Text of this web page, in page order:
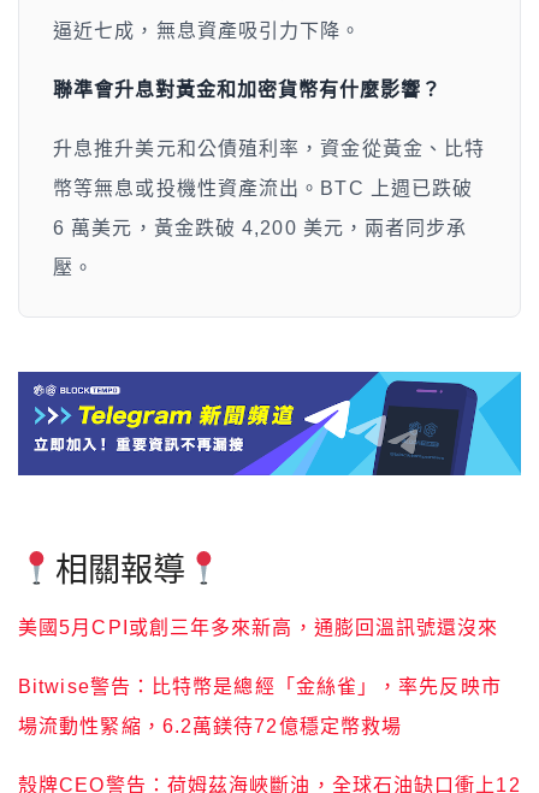
6 萬美元，黃金跌破 4,200 美元，兩者同步承
相關報導
美國5月CPI或創三年多來新高，通膨回溫訊號還沒來
殼牌CEO警告：荷姆茲海峽斷油，全球石油缺口衝上12
億桶
Tags: 升息 聯準會 非農